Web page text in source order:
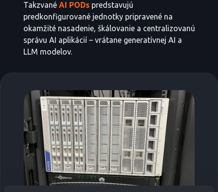
Takzvané AI PODspredstavujú
predkonfigurované jednotky pripravené na
okamžité nasadenie, škálovanie a centralizovanú
správu AI aplikácií – vrátane generatívnej AI a
LLM modelov.